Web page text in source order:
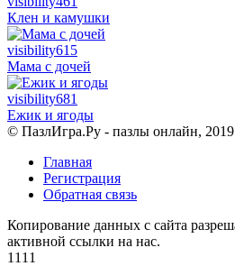
Клен и камушки
visibility615
Мама с дочей
visibility681
Ежик и ягоды
© ПазлИгра.Ру - пазлы онлайн,
Главная
Регистрация
Обратная связь
Копирование данных с сайта
активной ссылки на нас.
1111